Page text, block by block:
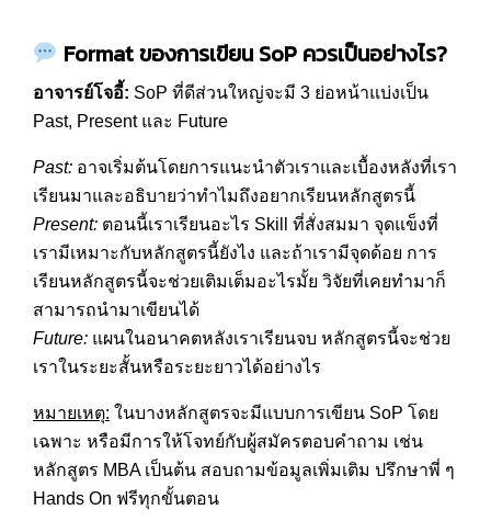
Formatของการเขียน SoPควรเป็นอย่างไร?
อาจารย์โจอี้: SoP ที่ดีส่วนใหญ่จะมี 3 ย่อหน้าแบ่งเป็น
Past, Present และ Future
Past: อาจเริ่มต้นโดยการแนะนำตัวเราและเบื้องหลังที่เรา
เรียนมาและอธิบายว่าทำไมถึงอยากเรียนหลักสูตรนี้
Present: ตอนนี้เราเรียนอะไร Skill ที่สั่งสมมา จุดแข็งที่
เรามีเหมาะกับหลักสูตรนี้ยังไง และถ้าเรามีจุดด้อย การ
เรียนหลักสูตรนี้จะช่วยเติมเต็มอะไรมั้ย วิจัยที่เคยทำมาก็
สามารถนำมาเขียนได้
Future: แผนในอนาคตหลังเราเรียนจบ หลักสูตรนี้จะช่วย
เราในระยะสั้นหรือระยะยาวได้อย่างไร
หมายเหตุ: ในบางหลักสูตรจะมีแบบการเขียน SoP โดย
เฉพาะ หรือมีการให้โจทย์กับผู้สมัครตอบคำถาม เช่น
หลักสูตร MBA เป็นต้น สอบถามข้อมูลเพิ่มเติม ปรึกษาพี่ ๆ
Hands On ฟรีทุกขั้นตอน